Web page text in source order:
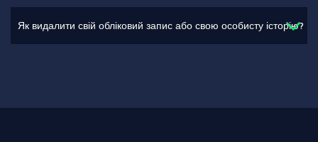
Як видалити свій обліковий запис або свою особисту історію?